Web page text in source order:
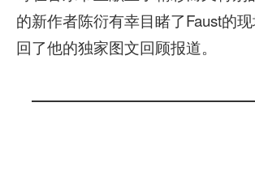
的新作者陈衍有幸目睹了Faust的
回了他的独家图文回顾报道。